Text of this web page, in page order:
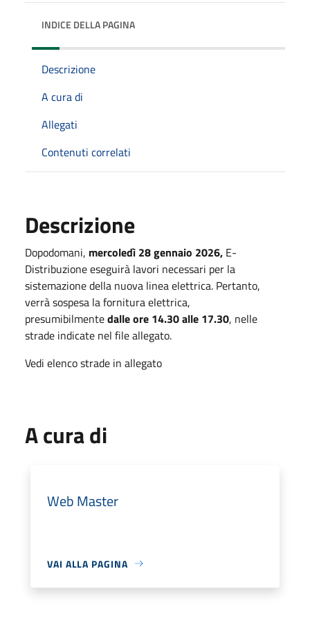
INDICE DELLA PAGINA
Descrizione
A cura di
Allegati
Contenuti correlati
Descrizione
Dopodomani, mercoledì 28 gennaio 2026, E-
Distribuzione eseguirà lavori necessari per la
sistemazione della nuova linea elettrica. Pertanto,
verrà sospesa la fornitura elettrica,
presumibilmentedalle ore 14.30 alle 17.30, nelle
strade indicate nel file allegato.
Vedi elenco strade in allegato
A cura di
Web Master
VAI ALLA PAGINA